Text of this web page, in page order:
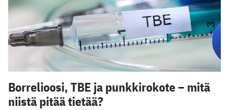
Borrelioosi, TBE ja punkkirokote – mitä
niistä pitää tietää?